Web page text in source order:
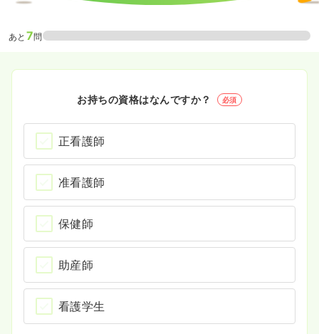
あと 7問
お持ちの資格はなんですか？ 必須
正看護師
准看護師
保健師
助産師
看護学生